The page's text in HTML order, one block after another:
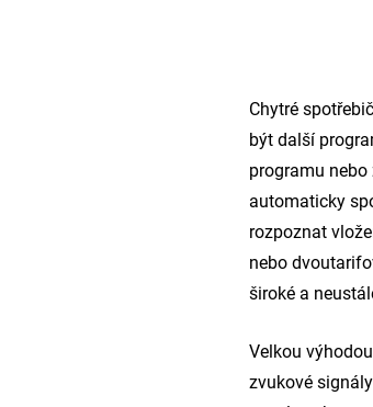
Chytré
být další
programu
automaticky
rozpoznat
nebo
široké a
Velkou
zvukové